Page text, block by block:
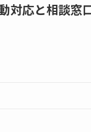
対応と相談窓